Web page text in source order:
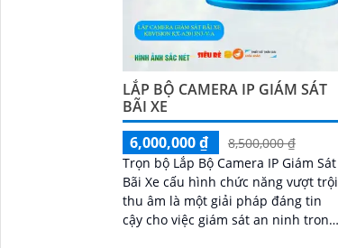
LẮP BỘ CAMERA IP GIÁM SÁT
BÃI XE
6,000,000 ₫
8,500,000 ₫
Trọn bộ Lắp Bộ Camera IP Giám Sát
Bãi Xe cấu hình chức năng vượt trội
thu âm là một giải pháp đáng tin
cậy cho việc giám sát an ninh trong